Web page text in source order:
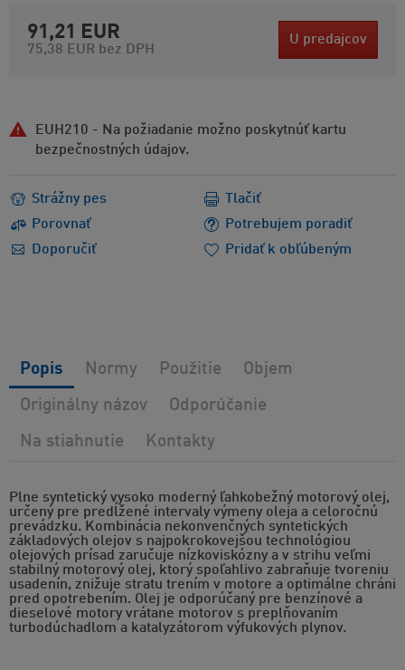
91,21 EUR
75,38 EUR bez DPH
U predajcov
EUH210 - Na požiadanie možno poskytnúť kartu
bezpečnostných údajov.
Strážny pes
Porovnať
Potrebujem poradiť
Doporučiť
Tlačiť
Pridať k obľúbeným
Plne syntetický vysoko moderný ľahkobežný motorový olej,
určený pre predĺžené intervaly výmeny oleja a celoročnú
prevádzku. Kombinácia nekonvenčných syntetických
základových olejov s najpokrokovejšou technológiou
olejových prísad zaručuje nízkoviskózny a v strihu veľmi
stabilný motorový olej, ktorý spoľahlivo zabraňuje tvoreniu
usadenín, znižuje stratu trením v motore a optimálne chráni
pred opotrebením. Olej je odporúčaný pre benzínové a
dieselové motory vrátane motorov s preplňovaním
turbodúchadlom a katalyzátorom výfukových plynov.
Popis Normy Použitie Objem
Originálny názov Odporúčanie
Na stiahnutie Kontakty